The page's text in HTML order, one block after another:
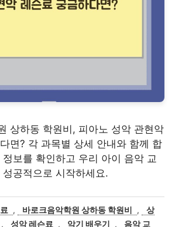
상하동 학원비, 피아노 성악 관현악
면? 각 과목별 상세 안내와 함께 합
보를 확인하고 우리 아이 음악 교
공적으로 시작하세요.
, 바로크음악학원 상하동 학원비 ,
상
, 성악 레슨료 , 악기 배우기 ,
음악 교